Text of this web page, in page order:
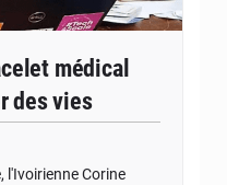
médical
des vies
l'Ivoirienne Corine